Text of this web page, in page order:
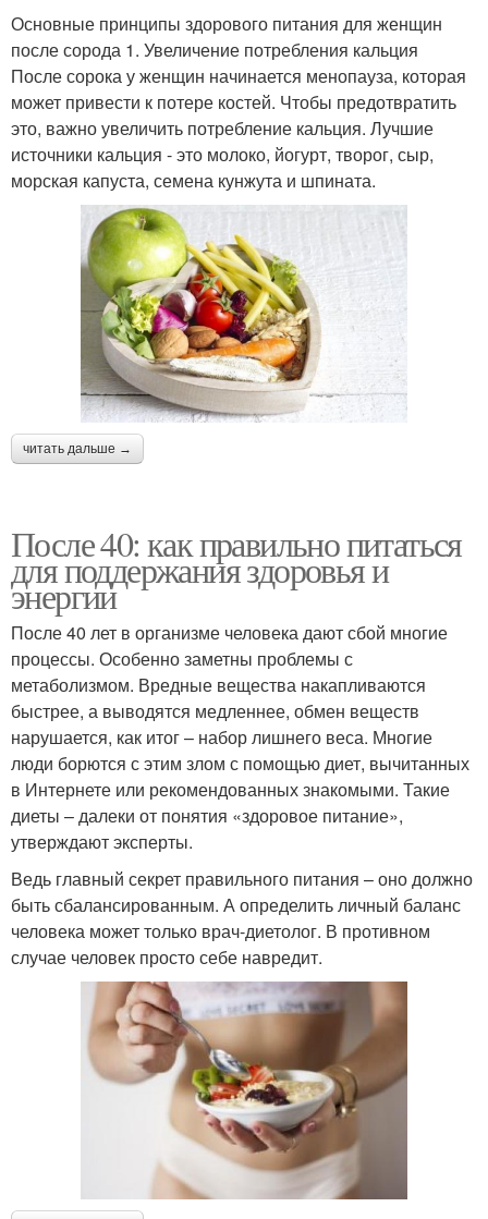
Основные принципы здорового питания для женщин
после сорода 1. Увеличение потребления кальция
После сорока у женщин начинается менопауза, которая
может привести к потере костей. Чтобы предотвратить
это, важно увеличить потребление кальция. Лучшие
источники кальция - это молоко, йогурт, творог, сыр,
морская капуста, семена кунжута и шпината.
читать дальше →
После 40: как правильно питаться
для поддержания здоровья и
энергии
После 40 лет в организме человека дают сбой многие
процессы. Особенно заметны проблемы с
метаболизмом. Вредные вещества накапливаются
быстрее, а выводятся медленнее, обмен веществ
нарушается, как итог – набор лишнего веса. Многие
люди борются с этим злом с помощью диет, вычитанных
в Интернете или рекомендованных знакомыми. Такие
диеты – далеки от понятия «здоровое питание»,
утверждают эксперты.
Ведь главный секрет правильного питания – оно должно
быть сбалансированным. А определить личный баланс
человека может только врач-диетолог. В противном
случае человек просто себе навредит.